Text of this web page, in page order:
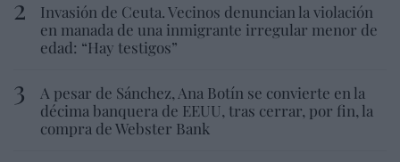
Invasión de Ceuta. Vecinos denuncian la violación
en manada de una inmigrante irregular menor de
edad: “Hay testigos”
A pesar de Sánchez, Ana Botín se convierte en la
décima banquera de EEUU, tras cerrar, por fin, la
compra de Webster Bank